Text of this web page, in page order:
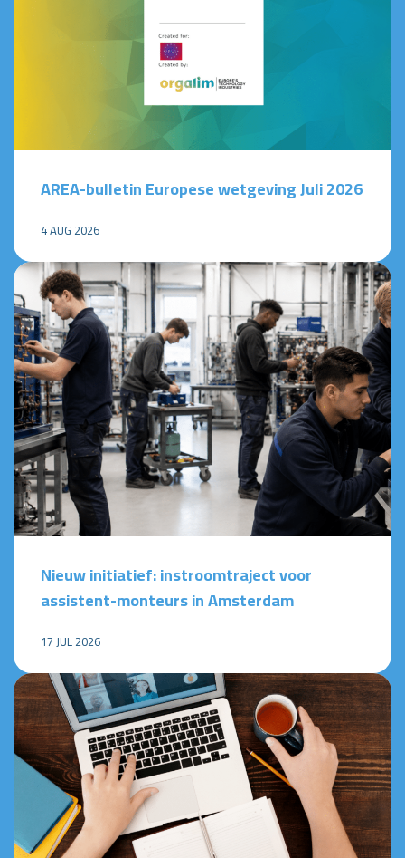
AREA-bulletin Europese wetgeving Juli 2026
4 AUG 2026
Nieuw initiatief: instroomtraject voor
assistent-monteurs in Amsterdam
17 JUL 2026